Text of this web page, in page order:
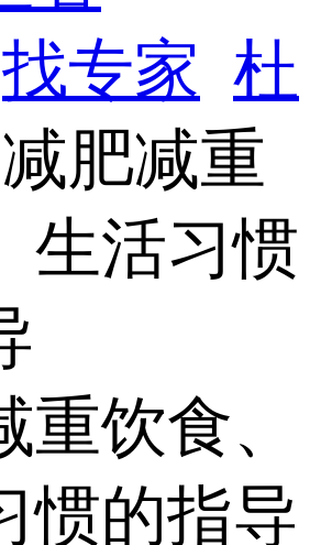
找专家 杜
减肥减重
生活习惯
重饮食、
惯的指导